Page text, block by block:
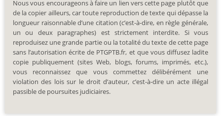
Nous vous encourageons à faire un lien vers cette page plutôt que
de la copier ailleurs, car toute reproduction de texte qui dépasse la
longueur raisonnable d’une citation (c’est-à-dire, en règle générale,
un ou deux paragraphes) est strictement interdite. Si vous
reproduisez une grande partie ou la totalité du texte de cette page
sans l’autorisation écrite de PTGPTB.fr, et que vous diffusez ladite
copie publiquement (sites Web, blogs, forums, imprimés, etc.),
vous reconnaissez que vous commettez délibérément une
violation des lois sur le droit d’auteur, c’est-à-dire un acte illégal
passible de poursuites judiciaires.